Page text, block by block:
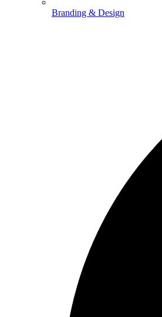
Branding & Design